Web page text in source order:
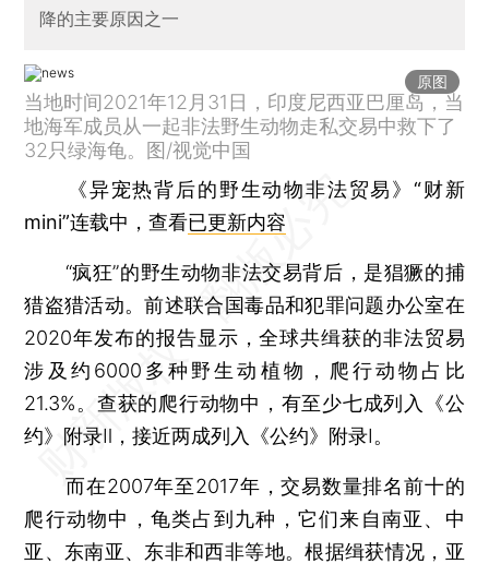
降的主要原因之一
原图
当地时间2021年12月31日，印度尼西亚巴厘岛，当
地海军成员从一起非法野生动物走私交易中救下了
32只绿海龟。图/视觉中国
《异宠热背后的野生动物非法贸易》“财新
mini”连载中，查看已更新内容
“疯狂”的野生动物非法交易背后，是猖獗的捕
猎盗猎活动。前述联合国毒品和犯罪问题办公室在
2020年发布的报告显示，全球共缉获的非法贸易
涉及约6000多种野生动植物，爬行动物占比
21.3%。查获的爬行动物中，有至少七成列入《公
约》附录Ⅱ，接近两成列入《公约》附录Ⅰ。
而在2007年至2017年，交易数量排名前十的
爬行动物中，龟类占到九种，它们来自南亚、中
亚、东南亚、东非和西非等地。根据缉获情况，亚